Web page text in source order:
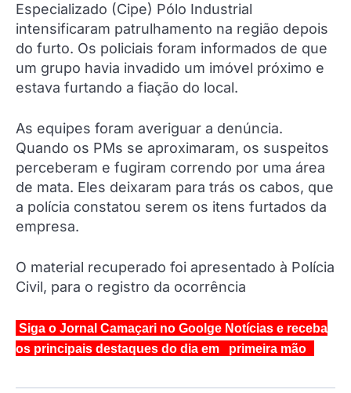
Especializado (Cipe) Pólo Industrial
intensificaram patrulhamento na região depois
do furto. Os policiais foram informados de que
um grupo havia invadido um imóvel próximo e
estava furtando a fiação do local.
As equipes foram averiguar a denúncia.
Quando os PMs se aproximaram, os suspeitos
perceberam e fugiram correndo por uma área
de mata. Eles deixaram para trás os cabos, que
a polícia constatou serem os itens furtados da
empresa.
O material recuperado foi apresentado à Polícia
Civil, para o registro da ocorrência
Siga o Jornal Camaçari no Goolge Notícias e receba
os principais destaques do dia em primeira mão